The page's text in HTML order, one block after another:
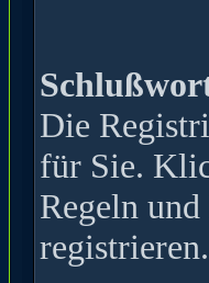
Die
für Sie.
Regeln
registrieren.